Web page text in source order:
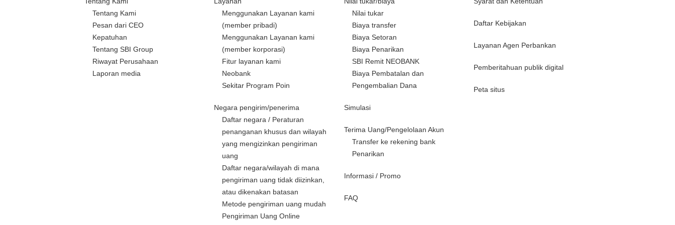
Tentang Kami
Pesan dari CEO
Kepatuhan
Tentang SBI Group
Riwayat Perusahaan
Laporan media
Menggunakan Layanan kami
(member pribadi)
Menggunakan Layanan kami
(member korporasi)
Fitur layanan kami
Neobank
Sekitar Program Poin
Negara pengirim/penerima
Daftar negara / Peraturan
penanganan khusus dan wilayah
yang mengizinkan pengiriman
uang
Daftar negara/wilayah di mana
pengiriman uang tidak diizinkan,
atau dikenakan batasan
Metode pengiriman uang mudah
Pengiriman Uang Online
Nilai tukar
Biaya transfer
Biaya Setoran
Biaya Penarikan
SBI Remit NEOBANK
Biaya Pembatalan dan
Pengembalian Dana
Simulasi
Terima Uang/Pengelolaan Akun
Transfer ke rekening bank
Penarikan
Informasi / Promo
FAQ
Daftar Kebijakan
Layanan Agen Perbankan
Pemberitahuan publik digital
Peta situs